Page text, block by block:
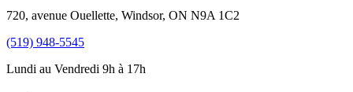
720, avenue Ouellette, Windsor, ON N9A 1C2
(519) 948-5545
Lundi au Vendredi 9h à 17h